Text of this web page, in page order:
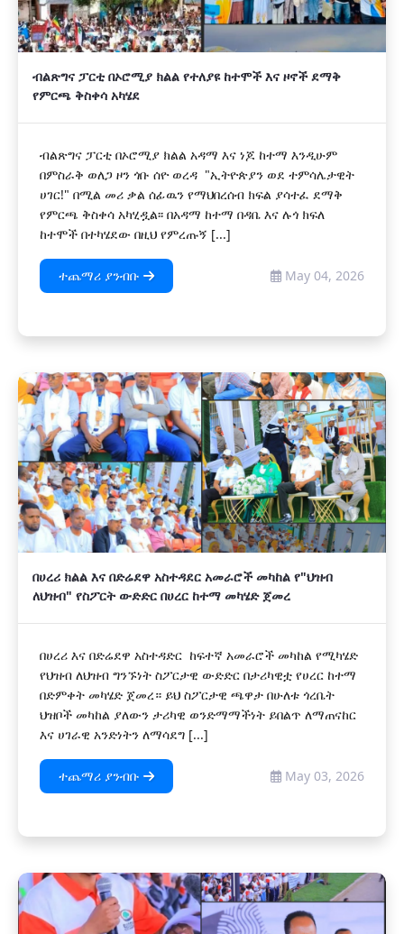
ብልጽግና ፓርቲ በኦሮሚያ ክልል የተለያዩ ከተሞች እና ዞኖች ደማቅ
የምርጫ ቅስቀሳ አካሄደ
ብልጽግና ፓርቲ በኦሮሚያ ክልል አዳማ እና ነጆ ከተማ እንዲሁም
በምስራቅ ወለጋ ዞን ጎቡ ሰዮ ወረዳ "ኢትዮጵያን ወደ ተምሳሌታዊት
ሀገር!" በሚል መሪ ቃል ሰፊዉን የማህበረሰብ ክፍል ያሳተፈ ደማቅ
የምርጫ ቅስቀሳ አካሂዷል፡፡ በአዳማ ከተማ በዳቤ እና ሉጎ ክፍለ
ከተሞች በተካሄደው በዚህ የምረጡኝ [...]
ተጨማሪ ያንብቡ May 04, 2026
በሀረሪ ክልል እና በድሬደዋ አስተዳደር አመራሮች መካከል የ"ህዝብ
ለህዝብ" የስፖርት ውድድር በሀረር ከተማ መካሄድ ጀመረ
በሀረሪ እና በድሬደዋ አስተዳድር ከፍተኛ አመራሮች መካከል የሚካሄድ
የህዝብ ለህዝብ ግንኙነት ስፖርታዊ ውድድር በታሪካዊቷ የሀረር ከተማ
በድምቀት መካሄድ ጀመረ። ይህ ስፖርታዊ ጫዋታ በሁለቱ ጎረቤት
ህዝቦች መካከል ያለውን ታሪካዊ ወንድማማችነት ይበልጥ ለማጠናከር
እና ሀገራዊ አንድነትን ለማሳደግ [...]
ተጨማሪ ያንብቡ May 03, 2026